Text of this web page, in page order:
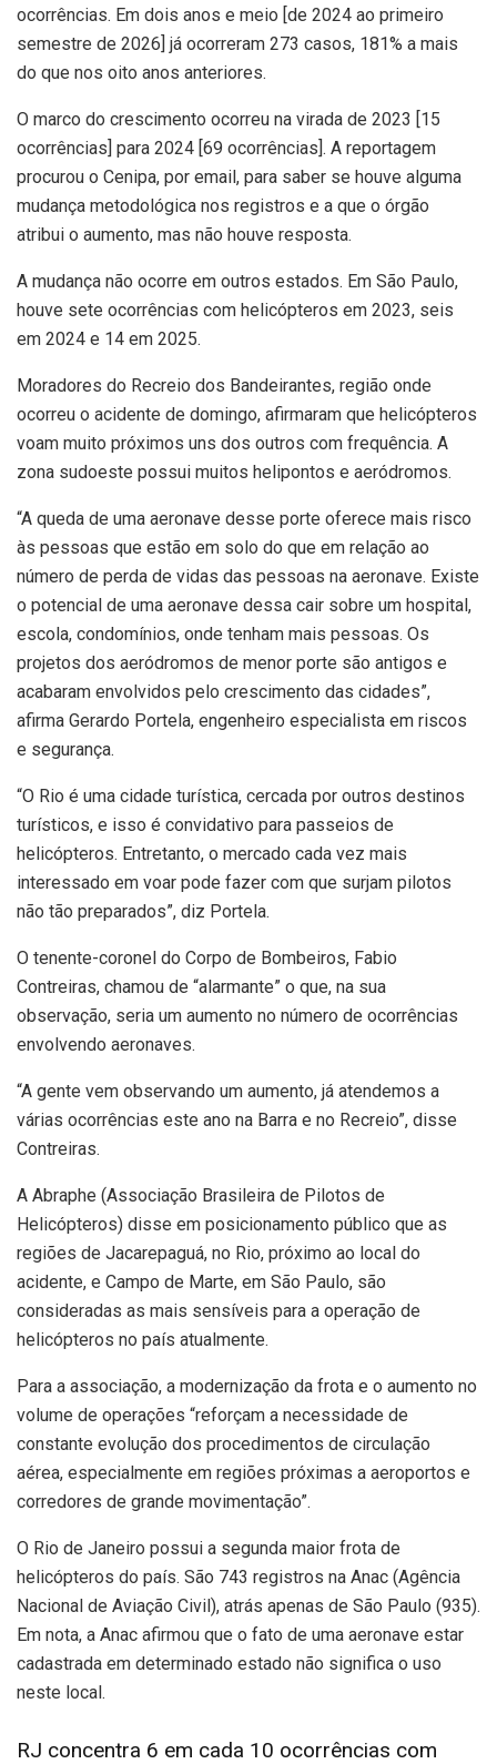
ocorrências. Em dois anos e meio [de 2024 ao primeiro
semestre de 2026] já ocorreram 273 casos, 181% a mais
do que nos oito anos anteriores.
O marco do crescimento ocorreu na virada de 2023 [15
ocorrências] para 2024 [69 ocorrências]. A reportagem
procurou o Cenipa, por email, para saber se houve alguma
mudança metodológica nos registros e a que o órgão
atribui o aumento, mas não houve resposta.
A mudança não ocorre em outros estados. Em São Paulo,
houve sete ocorrências com helicópteros em 2023, seis
em 2024 e 14 em 2025.
Moradores do Recreio dos Bandeirantes, região onde
ocorreu o acidente de domingo, afirmaram que helicópteros
voam muito próximos uns dos outros com frequência. A
zona sudoeste possui muitos helipontos e aeródromos.
“A queda de uma aeronave desse porte oferece mais risco
às pessoas que estão em solo do que em relação ao
número de perda de vidas das pessoas na aeronave. Existe
o potencial de uma aeronave dessa cair sobre um hospital,
escola, condomínios, onde tenham mais pessoas. Os
projetos dos aeródromos de menor porte são antigos e
acabaram envolvidos pelo crescimento das cidades”,
afirma Gerardo Portela, engenheiro especialista em riscos
e segurança.
“O Rio é uma cidade turística, cercada por outros destinos
turísticos, e isso é convidativo para passeios de
helicópteros. Entretanto, o mercado cada vez mais
interessado em voar pode fazer com que surjam pilotos
não tão preparados”, diz Portela.
O tenente-coronel do Corpo de Bombeiros, Fabio
Contreiras, chamou de “alarmante” o que, na sua
observação, seria um aumento no número de ocorrências
envolvendo aeronaves.
“A gente vem observando um aumento, já atendemos a
várias ocorrências este ano na Barra e no Recreio”, disse
Contreiras.
A Abraphe (Associação Brasileira de Pilotos de
Helicópteros) disse em posicionamento público que as
regiões de Jacarepaguá, no Rio, próximo ao local do
acidente, e Campo de Marte, em São Paulo, são
consideradas as mais sensíveis para a operação de
helicópteros no país atualmente.
Para a associação, a modernização da frota e o aumento no
volume de operações “reforçam a necessidade de
constante evolução dos procedimentos de circulação
aérea, especialmente em regiões próximas a aeroportos e
corredores de grande movimentação”.
O Rio de Janeiro possui a segunda maior frota de
helicópteros do país. São 743 registros na Anac (Agência
Nacional de Aviação Civil), atrás apenas de São Paulo (935).
Em nota, a Anac afirmou que o fato de uma aeronave estar
cadastrada em determinado estado não significa o uso
neste local.
RJ concentra 6 em cada 10 ocorrências com